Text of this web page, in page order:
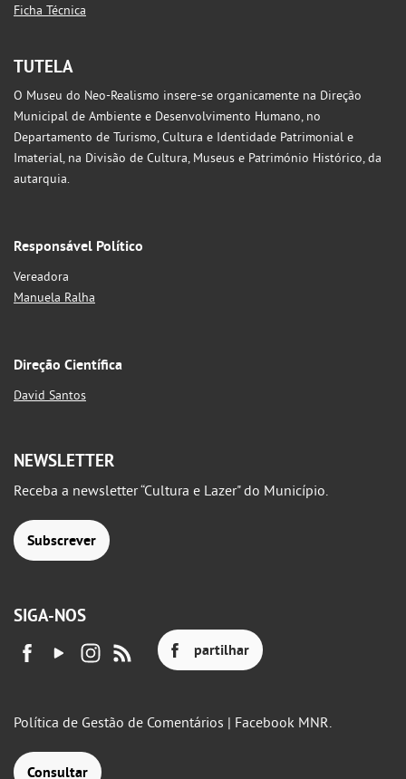
Ficha Técnica
TUTELA
O Museu do Neo-Realismo insere-se organicamente na Direção
Municipal de Ambiente e Desenvolvimento Humano, no
Departamento de Turismo, Cultura e Identidade Patrimonial e
Imaterial, na Divisão de Cultura, Museus e Património Histórico, da
autarquia.
Responsável Político
Vereadora
Manuela Ralha
Direção Científica
David Santos
NEWSLETTER
Receba a newsletter “Cultura e Lazer" do Município.
Subscrever
SIGA-NOS
partilhar
Política de Gestão de Comentários | Facebook MNR.
Consultar